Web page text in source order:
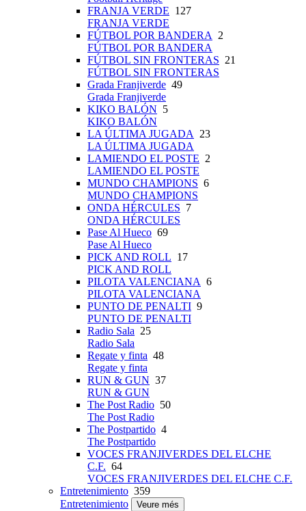
FRANJA VERDE 127
FRANJA VERDE
FÚTBOL POR BANDERA
2
FÚTBOL POR BANDERA
FÚTBOL SIN FRONTERAS 21
FÚTBOL SIN FRONTERAS
Grada Franjiverde 49
Grada Franjiverde
KIKO BALÓN 5
KIKO BALÓN
LA ÚLTIMA JUGADA
23
LA ÚLTIMA JUGADA
LAMIENDO EL POSTE 2
LAMIENDO EL POSTE
MUNDO CHAMPIONS 6
MUNDO CHAMPIONS
ONDA HÉRCULES 7
ONDA HÉRCULES
Pase Al Hueco 69
Pase Al Hueco
PICK AND ROLL 17
PICK AND ROLL
PILOTA VALENCIANA 6
PILOTA VALENCIANA
PUNTO DE PENALTI 9
PUNTO DE PENALTI
Radio Sala 25
Radio Sala
Regate y finta 48
Regate y finta
RUN & GUN 37
RUN & GUN
The Post Radio 50
The Post Radio
The Postpartido 4
The Postpartido
VOCES FRANJIVERDES DEL ELCHE
C.F. 64
VOCES FRANJIVERDES DEL ELCHE C.F.
Entretenimiento 359
Entretenimiento
Veure més